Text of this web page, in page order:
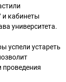
кабинеты
университета.
успели устареть
проведения